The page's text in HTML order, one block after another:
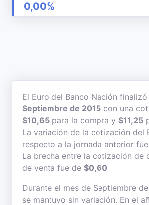
0,00%
El Euro del Banco Nación finalizó
Septiembre de 2015 con una
$10,65 para la compra y $11,25
La variación de la cotización del
respecto a la jornada anterior
La brecha entre la cotización de
de venta fue de $0,60
Durante el mes de Septiembre
se mantuvo sin variación. En el